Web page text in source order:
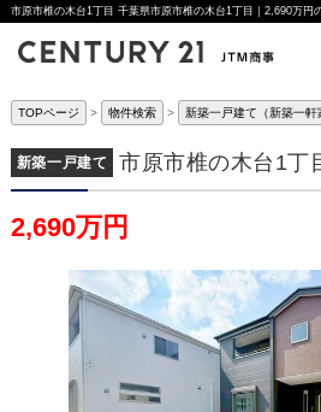
市原市椎の木台1丁目 千葉県市原市椎の木台1丁目｜2,690万円
TOPページ 物件検索 新築一戸建て（新築一軒
新築一戸建て 市原市椎の木台1丁
2,690万円